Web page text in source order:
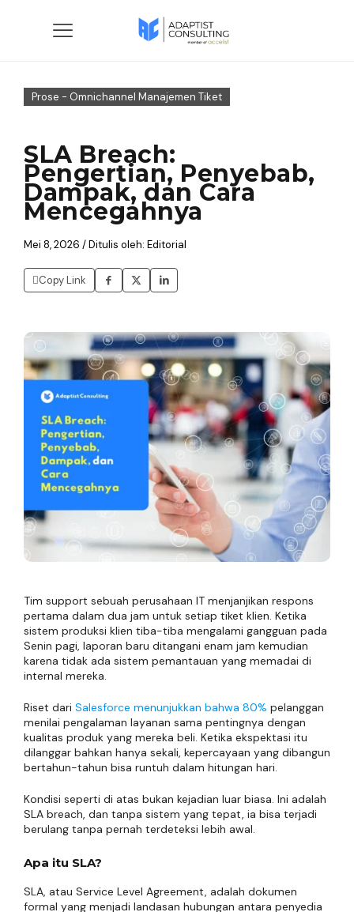
Prose - Omnichannel Manajemen Tiket
SLA Breach:
Pengertian, Penyebab,
Dampak, dan Cara
Mencegahnya
Mei 8, 2026 / Ditulis oleh: Editorial
Copy Link
Tim support sebuah perusahaan IT menjanjikan respons
pertama dalam dua jam untuk setiap tiket klien. Ketika
sistem produksi klien tiba-tiba mengalami gangguan pada
Senin pagi, laporan baru ditangani enam jam kemudian
karena tidak ada sistem pemantauan yang memadai di
internal mereka.
Riset dari Salesforce menunjukkan bahwa 80% pelanggan
menilai pengalaman layanan sama pentingnya dengan
kualitas produk yang mereka beli. Ketika ekspektasi itu
dilanggar bahkan hanya sekali, kepercayaan yang dibangun
bertahun-tahun bisa runtuh dalam hitungan hari.
Kondisi seperti di atas bukan kejadian luar biasa. Ini adalah
SLA breach, dan tanpa sistem yang tepat, ia bisa terjadi
berulang tanpa pernah terdeteksi lebih awal.
Apa itu SLA?
SLA, atau Service Level Agreement, adalah dokumen
formal yang menjadi landasan hubungan antara penyedia